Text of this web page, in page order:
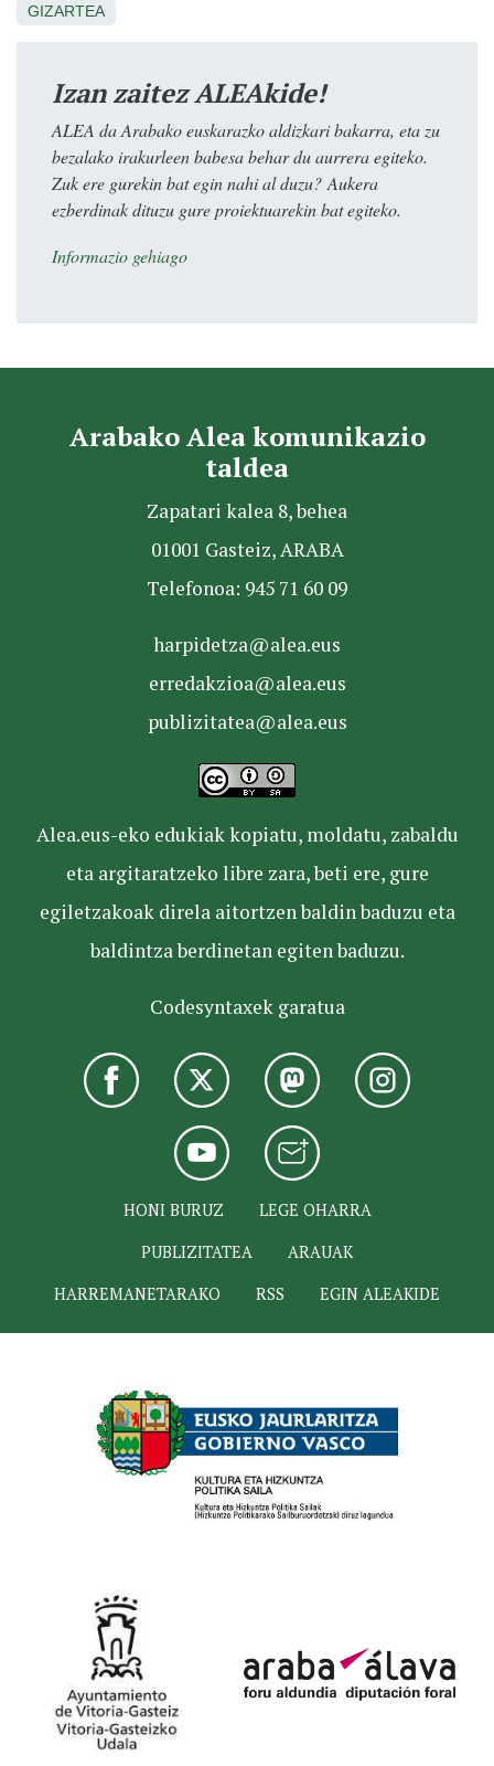
GIZARTEA
Izan zaitez ALEAkide!
ALEA da Arabako euskarazko aldizkari bakarra, eta zu
bezalako irakurleen babesa behar du aurrera egiteko.
Zuk ere gurekin bat egin nahi al duzu? Aukera
ezberdinak dituzu gure proiektuarekin bat egiteko.
Informazio gehiago
Arabako Alea komunikazio
taldea
Zapatari kalea 8, behea
01001 Gasteiz, ARABA
Telefonoa: 945 71 60 09
harpidetza@alea.eus
erredakzioa@alea.eus
publizitatea@alea.eus
Alea.eus-eko edukiak kopiatu, moldatu, zabaldu
eta argitaratzeko libre zara, beti ere, gure
egiletzakoak direla aitortzen baldin baduzu eta
baldintza berdinetan egiten baduzu.
Codesyntaxek garatua
HONI BURUZ
LEGE OHARRA
PUBLIZITATEA
ARAUAK
HARREMANETARAKO
RSS EGIN ALEAKIDE